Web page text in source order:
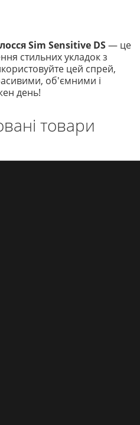
Sim Sensitive DS— це
стильних укладок з
цей спрей,
об'ємними і
день!
товари